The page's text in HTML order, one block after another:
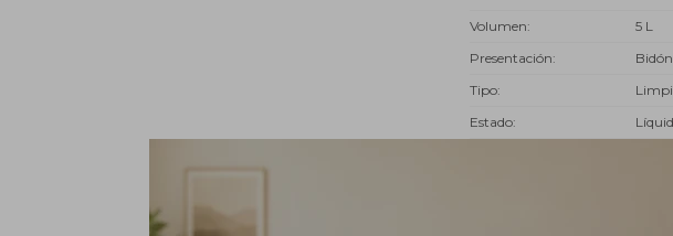
Volumen
5 L
Presentación
Bidón
Tipo
Estado